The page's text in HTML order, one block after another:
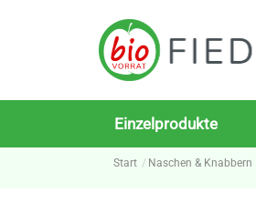
Einzelprodukte
Start Naschen & Knabbern